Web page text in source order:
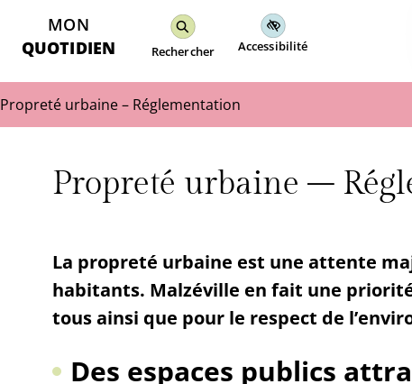
MON
QUOTIDIEN
Rechercher Accessibilité
Propreté urbaine – Réglementation
Propreté urbaine –
La propreté urbaine est une attente
habitants. Malzéville en fait une
tous ainsi que pour le respect de
Des espaces publics